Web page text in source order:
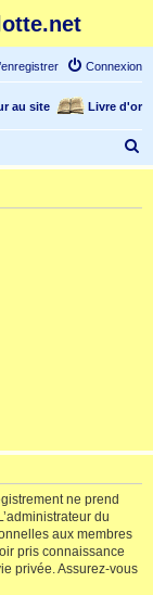
Connexion
Livre d'or
au site
e
ne prend
du
aux membres
pris connaissance
privée. Assurez-vous